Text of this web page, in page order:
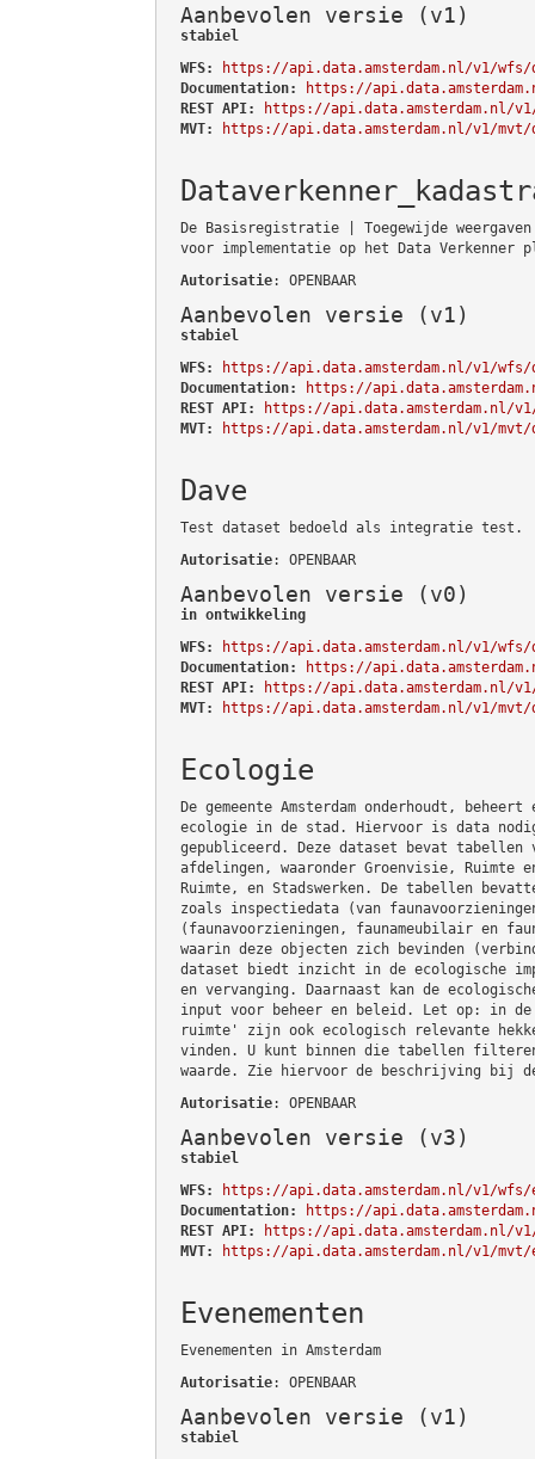
Aanbevolen versie (v1)
stabiel
WFS:
https://api.data.amsterdam.nl/v1/wfs/
Documentation:
https://
REST API:
https://api.data.amsterdam.nl/
MVT:
https://api.data.amsterdam.nl/v1/
De Basisregistratie | Toegewijde
voor implementatie op het Data Verkenner
Autorisatie: OPENBAAR
Aanbevolen versie (v1)
stabiel
WFS:
https://api.data.amsterdam.nl/v1/wfs/
Documentation:
https://
REST API:
https://api.data.amsterdam.nl/
MVT:
https://api.data.amsterdam.nl/v1/mvt/
Dave
Test dataset bedoeld als integratie test.
Autorisatie: OPENBAAR
Aanbevolen versie (v0)
in ontwikkeling
WFS:
https://api.data.amsterdam.nl/v1/wfs/
Documentation:
https://
REST API:
https://api.data.amsterdam.nl/
MVT:
https://api.data.amsterdam.nl/v1/mvt/
Ecologie
De gemeente Amsterdam onderhoudt,
ecologie in de stad. Hiervoor is data
gepubliceerd. Deze dataset bevat tabellen
afdelingen, waaronder Groenvisie, Ruimte
Ruimte, en Stadswerken. De tabellen
zoals inspectiedata (van
(faunavoorzieningen, faunameubilair en
waarin deze objecten zich bevinden
dataset biedt inzicht in de ecologische
en vervanging. Daarnaast kan de
input voor beheer en beleid. Let op: in de
ruimte' zijn ook ecologisch relevante
vinden. U kunt binnen die tabellen
waarde. Zie hiervoor de beschrijving bij
Autorisatie: OPENBAAR
Aanbevolen versie (v3)
stabiel
WFS:
https://api.data.amsterdam.nl/v1/wfs/
Documentation:
https://
REST API:
https://api.data.amsterdam.nl/
MVT:
https://api.data.amsterdam.nl/v1/mvt/
Evenementen
Evenementen in Amsterdam
Autorisatie: OPENBAAR
Aanbevolen versie (v1)
stabiel